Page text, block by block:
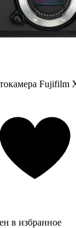
Fujifilm
в избранное